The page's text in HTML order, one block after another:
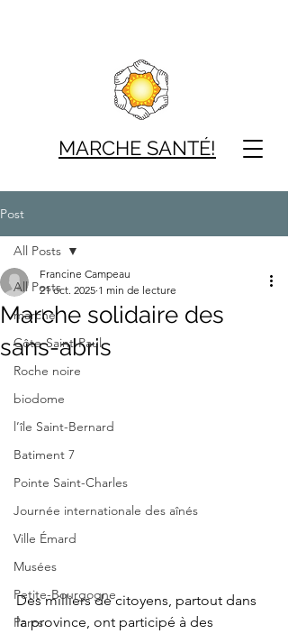
MARCHE SANTÉ!
Post
All Posts
marche
Côte-Saint-Paul
Roche noire
biodome
l’île Saint-Bernard
Batiment 7
Pointe Saint-Charles
Journée internationale des aînés
Ville Émard
Musées
Petite-Bourgogne
Parcs
All Posts
Marche solidaire des
sans-abris
Francine Campeau
21 oct. 2025 1 min de lecture
Des milliers de citoyens, partout dans
la province, ont participé à des